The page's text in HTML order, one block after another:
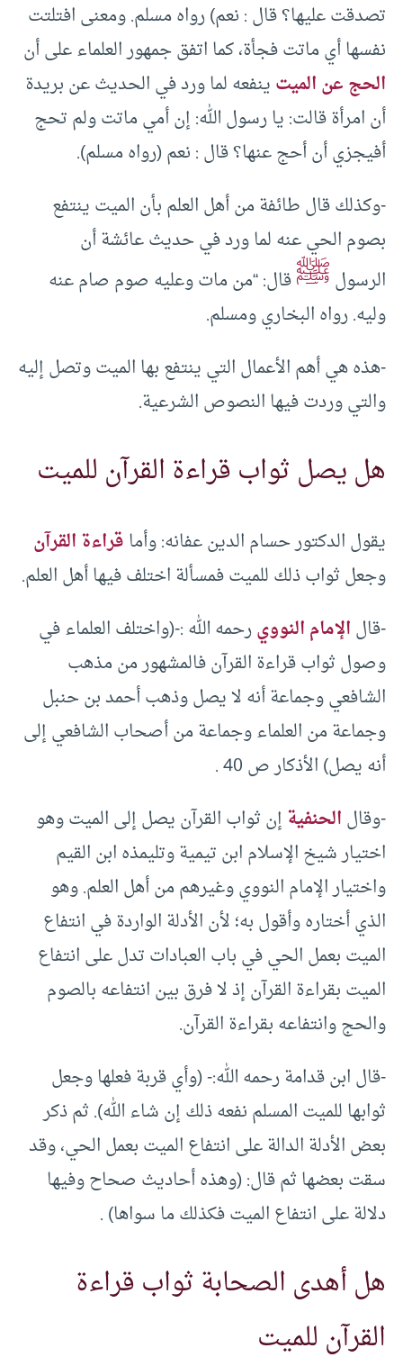
تصدقت عليها؟ قال : نعم) رواه مسلم. ومعنى افتلتت
نفسها أي ماتت فجأة، كما اتفق جمهور العلماء على أن
الحج عن الميتينفعه لما ورد في الحديث عن بريدة
أن امرأة قالت: يا رسول الله: إن أمي ماتت ولم تحج
أفيجزي أن أحج عنها؟ قال : نعم (رواه مسلم).
-وكذلك قال طائفة من أهل العلم بأن الميت ينتفع
بصوم الحي عنه لما ورد في حديث عائشة أن
الرسولﷺقال: “من مات وعليه صوم صام عنه
وليه. رواه البخاري ومسلم.
-هذه هي أهم الأعمال التي ينتفع بها الميت وتصل إليه
والتي وردت فيها النصوص الشرعية.
هل يصل ثواب قراءة القرآن للميت
يقول الدكتور حسام الدين عفانه: وأماقراءة القرآن
وجعل ثواب ذلك للميت فمسألة اختلف فيها أهل العلم.
-قالالإمام النوويرحمه الله :-(واختلف العلماء في
وصول ثواب قراءة القرآن فالمشهور من مذهب
الشافعي وجماعة أنه لا يصل وذهب أحمد بن حنبل
وجماعة من العلماء وجماعة من أصحاب الشافعي إلى
أنه يصل) الأذكار ص 40 .
-وقالالحنفيةإن ثواب القرآن يصل إلى الميت وهو
اختيار شيخ الإسلام ابن تيمية وتليمذه ابن القيم
واختيار الإمام النووي وغيرهم من أهل العلم. وهو
الذي أختاره وأقول به؛ لأن الأدلة الواردة في انتفاع
الميت بعمل الحي في باب العبادات تدل على انتفاع
الميت بقراءة القرآن إذ لا فرق بين انتفاعه بالصوم
والحج وانتفاعه بقراءة القرآن.
-قال ابن قدامة رحمه الله:- (وأي قربة فعلها وجعل
ثوابها للميت المسلم نفعه ذلك إن شاء الله). ثم ذكر
بعض الأدلة الدالة على انتفاع الميت بعمل الحي، وقد
سقت بعضها ثم قال: (وهذه أحاديث صحاح وفيها
دلالة على انتفاع الميت فكذلك ما سواها) .
هل أهدى الصحابة ثواب قراءة
القرآن للميت